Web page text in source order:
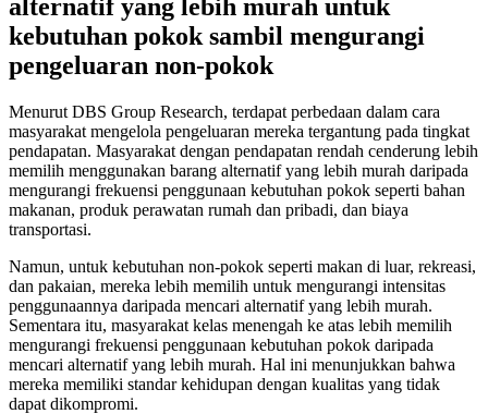
alternatif yang lebih murah untuk
kebutuhan pokok sambil mengurangi
pengeluaran non-pokok
Menurut DBS Group Research, terdapat perbedaan dalam cara
masyarakat mengelola pengeluaran mereka tergantung pada tingkat
pendapatan. Masyarakat dengan pendapatan rendah cenderung lebih
memilih menggunakan barang alternatif yang lebih murah daripada
mengurangi frekuensi penggunaan kebutuhan pokok seperti bahan
makanan, produk perawatan rumah dan pribadi, dan biaya
transportasi.
Namun, untuk kebutuhan non-pokok seperti makan di luar, rekreasi,
dan pakaian, mereka lebih memilih untuk mengurangi intensitas
penggunaannya daripada mencari alternatif yang lebih murah.
Sementara itu, masyarakat kelas menengah ke atas lebih memilih
mengurangi frekuensi penggunaan kebutuhan pokok daripada
mencari alternatif yang lebih murah. Hal ini menunjukkan bahwa
mereka memiliki standar kehidupan dengan kualitas yang tidak
dapat dikompromi.